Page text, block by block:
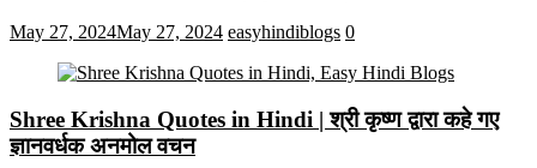
May 27, 2024May 27, 2024 easyhindiblogs 0
Shree Krishna Quotes in Hindi | श्री कृष्ण द्वारा कहे गए
ज्ञानवर्धक अनमोल वचन